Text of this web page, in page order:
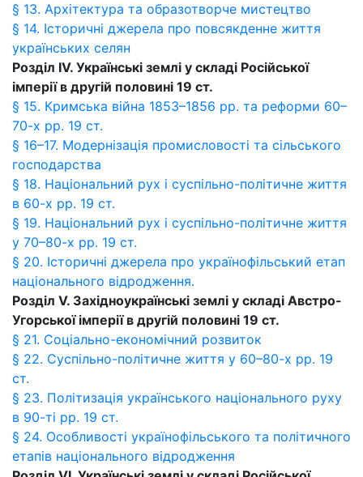
§ 13. Архітектура та образотворче мистецтво
§ 14. Історичні джерела про повсякденне життя
українських селян
Розділ IV. Українські землі у складі Російської
імперії в другій половині 19 ст.
§ 15. Кримська війна 1853–1856 рр. та реформи 60–
70-х рр. 19 ст.
§ 16–17. Модернізація промисловості та сільського
господарства
§ 18. Національний рух і суспільно-політичне життя
в 60-х рр. 19 ст.
§ 19. Національний рух і суспільно-політичне життя
у 70–80-х рр. 19 ст.
§ 20. Історичні джерела про українофільський етап
національного відродження.
Розділ V. Західноукраїнські землі у складі Австро-
Угорської імперії в другій половині 19 ст.
§ 21. Соціально-економічний розвиток
§ 22. Суспільно-політичне життя у 60–80-х рр. 19
ст.
§ 23. Політизація українського національного руху
в 90-ті рр. 19 ст.
§ 24. Особливості українофільського та політичного
етапів національного відродження